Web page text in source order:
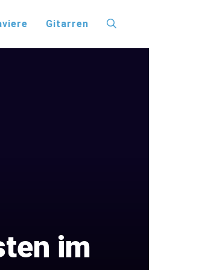
Gitarren
im